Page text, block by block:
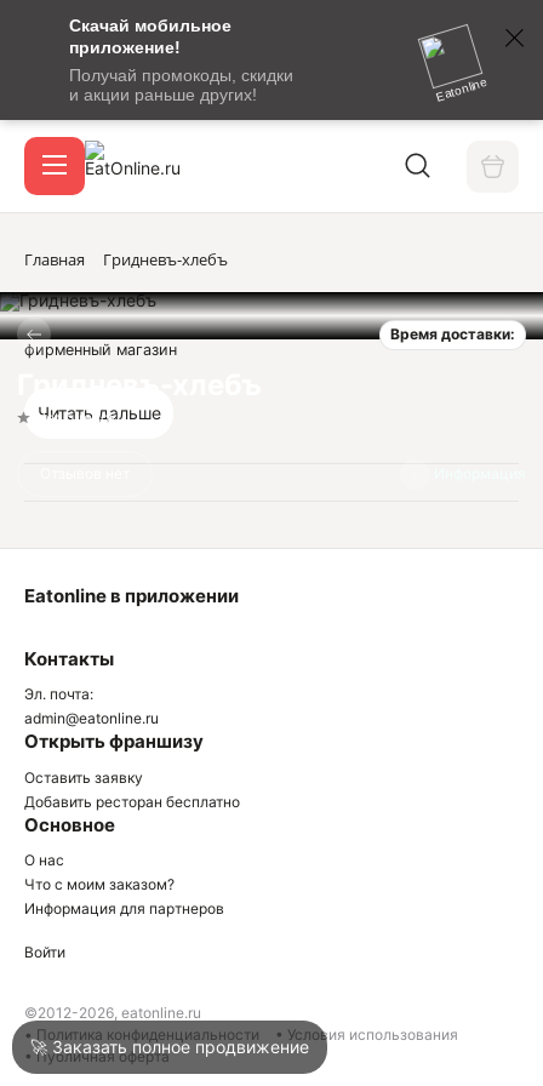
Скачай мобильное
приложение!
Получай промокоды, скидки
и акции раньше других!
Eatonline
сообщение
кодом
подтверждения
Вход / регистрация
Акции
Войти
Написать в техподдержку
Главная Гридневъ-хлебъ
Время доставки:
Нет оценок
фирменный магазин
Читать дальше
Контакты
Эл. почта:
admin@eatonline.ru
Открыть франшизу
Оставить заявку
Добавить ресторан бесплатно
Основное
О нас
Что с моим заказом?
Информация для партнеров
Eatonline в приложении
Войти
©2012-2026, eatonline.ru
• Политика конфиденциальности
• Условия использования
• Публичная оферта
🚀 Заказать полное продвижение